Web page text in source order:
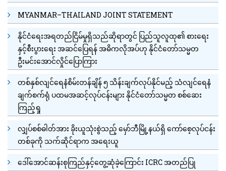
MYANMAR–THAILAND JOINT STATEMENT
နိုင်ငံရေးအရတည်ငြိမ်မှုရှိသည်ဆိုရာတွင် ပြည်သူလူထု၏ စားရေး
နှင့်စီးပွားရေး အဆင်ပြေရန် အဓိကလိုအပ်ဟု နိုင်ငံတော်သမ္မတ
ဦးမင်းအောင်လှိုင်ပြောကြား
တစ်နှစ်လျင်ရေနံစိမ်းတန်ချိန် ၅ သိန်းချက်လုပ်နိုင်မည့် သံလျင်ရေနံ
ချက်စက်ရုံ ပထမအဆင့်လုပ်ငန်းများ နိုင်ငံတော်သမ္မတ စစ်ဆေး
ကြည့်ရှု
လျှပ်စစ်ဓါတ်အား ခိုးယူသုံးစွဲသည့် မှော်ဘီမြို့နယ်ရှိ ကော်စေ့လုပ်ငန်း
တစ်ခုကို သက်ဆိုင်ရာက အရေးယူ
ဒေါ်အောင်ဆန်းစုကြည်နှင့်တွေ့ဆုံခဲ့ကြောင်း ICRC အတည်ပြု